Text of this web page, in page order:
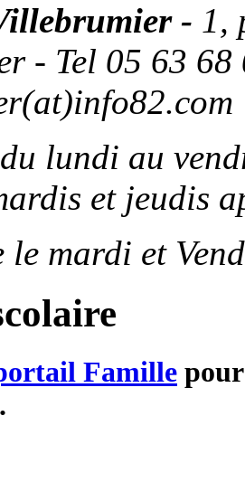
- 1,
- Tel 05 63
lundi au
et jeudis
le mardi et
Famille